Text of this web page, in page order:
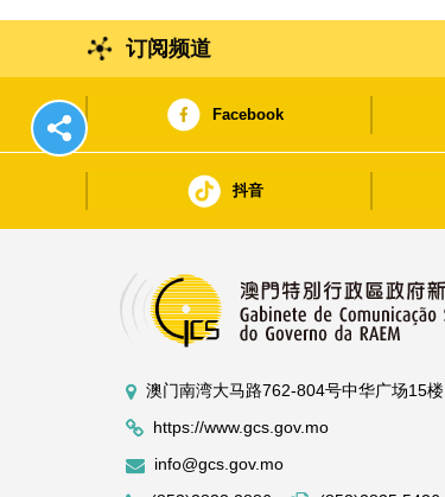
订阅频道
Facebook
抖音
澳门南湾大马路762-804号中华广场15楼
https://www.gcs.gov.mo
info@gcs.gov.mo